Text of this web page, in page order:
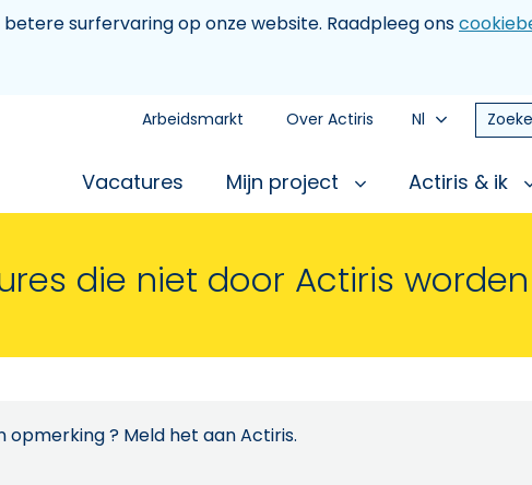
surfervaring op onze website. Raadpleeg ons
Arbeidsmarkt Over Actiris Nl
Vacatures Mijn project Actiris & ik
die niet door Actiris
opmerking ? Meld het aan Actiris.